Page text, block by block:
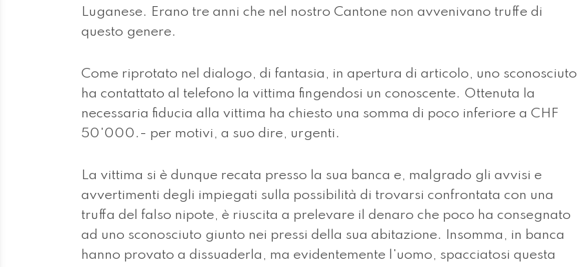
Luganese. Erano tre anni che nel nostro Cantone non avvenivano truffe di
questo genere.
Come riprotato nel dialogo, di fantasia, in apertura di articolo, uno sconosciuto
ha contattato al telefono la vittima fingendosi un conoscente. Ottenuta la
necessaria fiducia alla vittima ha chiesto una somma di poco inferiore a CHF
50'000.- per motivi, a suo dire, urgenti.
La vittima si è dunque recata presso la sua banca e, malgrado gli avvisi e
avvertimenti degli impiegati sulla possibilità di trovarsi confrontata con una
truffa del falso nipote, è riuscita a prelevare il denaro che poco ha consegnato
ad uno sconosciuto giunto nei pressi della sua abitazione. Insomma, in banca
hanno provato a dissuaderla, ma evidentemente l'uomo, spacciatosi questa